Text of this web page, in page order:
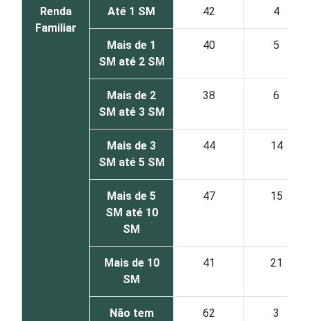
Renda
Familiar
Até 1 SM 42 4
Mais de 1
SM até 2 SM
40 5
Mais de 2
SM até 3 SM
38 6
Mais de 3
SM até 5 SM
44 14
Mais de 5
SM até 10
SM
47 15
Mais de 10
SM
41 21
Não tem
62 3